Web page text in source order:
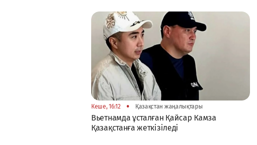
Кеше, 16:12 • Қазақстан жаңалықтары
Вьетнамда ұсталған Қайсар Камза
Қазақстанға жеткізіледі